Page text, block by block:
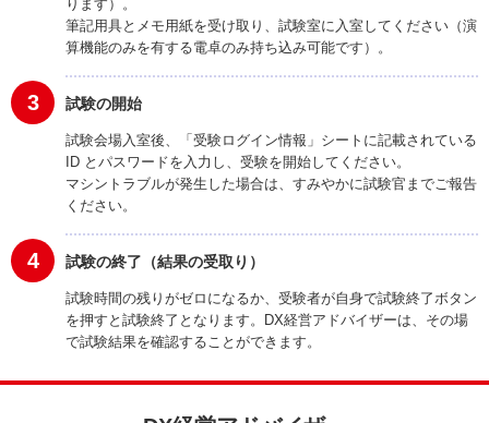
ります）。
筆記用具とメモ用紙を受け取り、試験室に入室してください（演
算機能のみを有する電卓のみ持ち込み可能です）。
3 試験の開始
試験会場入室後、「受験ログイン情報」シートに記載されている
ID とパスワードを入力し、受験を開始してください。
マシントラブルが発生した場合は、すみやかに試験官までご報告
ください。
4 試験の終了（結果の受取り）
試験時間の残りがゼロになるか、受験者が自身で試験終了ボタン
を押すと試験終了となります。DX経営アドバイザーは、その場
で試験結果を確認することができます。